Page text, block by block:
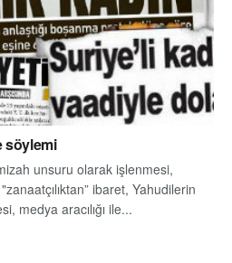
söylemi
unsuru olarak işlenmesi,
ibaret, Yahudilerin
medya aracılığı ile...